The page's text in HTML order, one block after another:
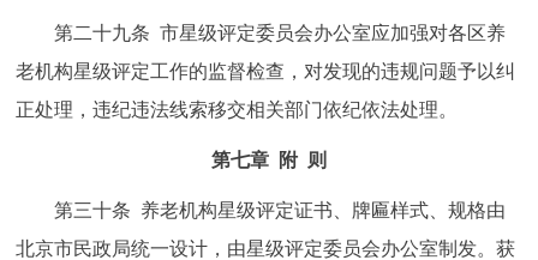
第二十九条 市星级评定委员会办公室应加强对各区养
老机构星级评定工作的监督检查，对发现的违规问题予以纠
正处理，违纪违法线索移交相关部门依纪依法处理。
第七章 附 则
第三十条 养老机构星级评定证书、牌匾样式、规格由
北京市民政局统一设计，由星级评定委员会办公室制发。获